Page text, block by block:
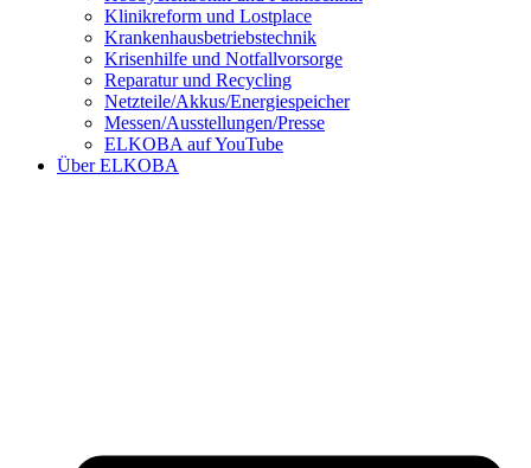
Klinikreform und Lostplace
Krankenhausbetriebstechnik
Krisenhilfe und Notfallvorsorge
Reparatur und Recycling
Netzteile/Akkus/Energiespeicher
Messen/Ausstellungen/Presse
ELKOBA auf YouTube
Über ELKOBA